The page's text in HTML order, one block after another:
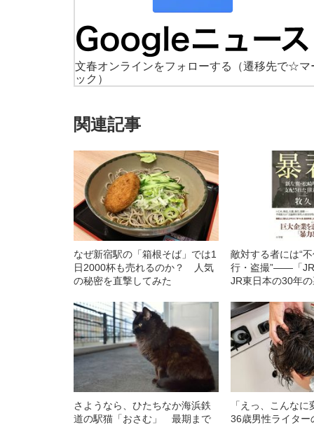
文春オンラインをフォローする
（遷移先で☆マ
ック）
関連記事
なぜ新宿駅の「箱根そば」では1
日2000杯も売れるのか？ 人気
の秘密を直撃してみた
敵対する者には“
行・盗撮”――「
JR東日本の30年
さようなら、ひたちなか海浜鉄
道の駅猫「おさむ」 最期まで
「えっ、こんな
36歳男性ライター